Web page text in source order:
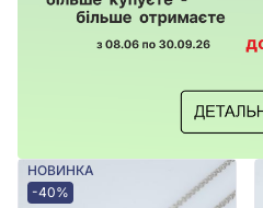
НОВИНКА
-40%